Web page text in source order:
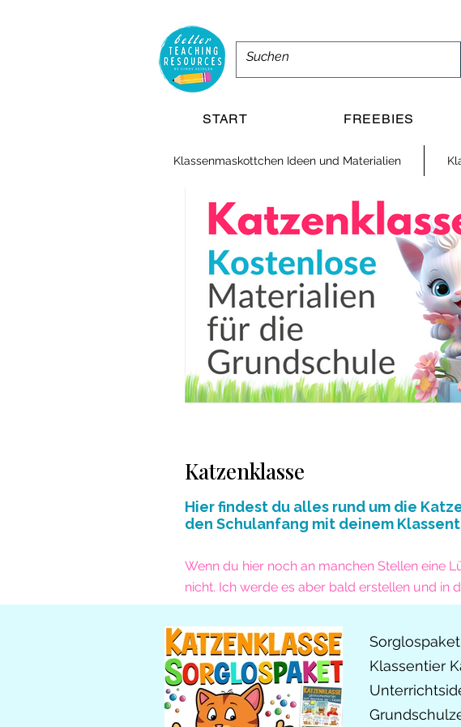
START FREEBIES
Klassenmaskottchen Ideen und Materialien
Katzenklasse
Hier findest du alles rund um die
den Schulanfang mit deinem
Wenn du hier noch an manchen Stellen eine
nicht. Ich werde es aber bald erstellen und in
Klassentier